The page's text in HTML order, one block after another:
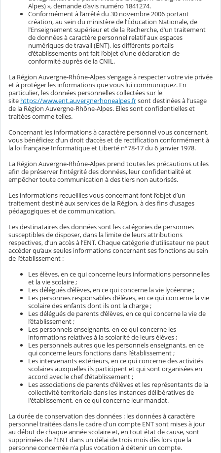
Alpes) », demande d’avis numéro 1841274.
Conformément à l’arrêté du 30 novembre 2006 portant
création, au sein du ministère de l’Éducation Nationale, de
l’Enseignement supérieur et de la Recherche, d’un traitement
de données à caractère personnel relatif aux espaces
numériques de travail (ENT), les différents portails
d’établissements ont fait l’objet d’une déclaration de
conformité auprès de la CNIL.
La Région Auvergne-Rhône-Alpes s’engage à respecter votre vie privée
et à protéger les informations que vous lui communiquez. En
particulier, les données personnelles collectées sur le
site https://www.ent.auvergnerhonealpes.frsont destinées à l’usage
de la Région Auvergne-Rhône-Alpes. Elles sont confidentielles et
traitées comme telles.
Concernant les informations à caractère personnel vous concernant,
vous bénéficiez d’un droit d’accès et de rectification conformément à
la loi française Informatique et Liberté n°78-17 du 6 janvier 1978.
La Région Auvergne-Rhône-Alpes prend toutes les précautions utiles
afin de préserver l’intégrité des données, leur confidentialité et
empêcher toute communication à des tiers non autorisés.
Les informations recueillies vous concernant font l’objet d’un
traitement destiné aux services de la Région, à des fins d’usages
pédagogiques et de communication.
Les destinataires des données sont les catégories de personnes
susceptibles de disposer, dans la limite de leurs attributions
respectives, d’un accès à l’ENT. Chaque catégorie d’utilisateur ne peut
accéder qu’aux seules informations concernant ses fonctions au sein
de l’établissement :
Les élèves, en ce qui concerne leurs informations personnelles
et la vie scolaire ;
Les délégués d’élèves, en ce qui concerne la vie lycéenne ;
Les personnes responsables d’élèves, en ce qui concerne la vie
scolaire des enfants dont ils ont la charge ;
Les délégués de parents d’élèves, en ce qui concerne la vie de
l’établissement ;
Les personnels enseignants, en ce qui concerne les
informations relatives à la scolarité de leurs élèves ;
Les personnels autres que les personnels enseignants, en ce
qui concerne leurs fonctions dans l’établissement ;
Les intervenants extérieurs, en ce qui concerne des activités
scolaires auxquelles ils participent et qui sont organisées en
accord avec le chef d’établissement ;
Les associations de parents d'élèves et les représentants de la
collectivité territoriale dans les instances délibératives de
l'établissement, en ce qui concerne leur mandat.
La durée de conservation des données : les données à caractère
personnel traitées dans le cadre d'un compte ENT sont mises à jour
au début de chaque année scolaire et, en tout état de cause, sont
supprimées de l'ENT dans un délai de trois mois dès lors que la
personne concernée n'a plus vocation à détenir un compte.